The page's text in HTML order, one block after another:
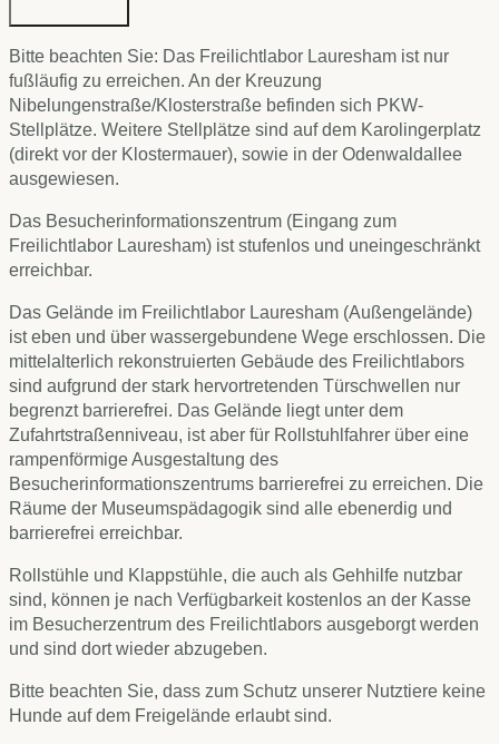
Bitte beachten Sie: Das Freilichtlabor Lauresham ist nur
fußläufig zu erreichen. An der Kreuzung
Nibelungenstraße/Klosterstraße befinden sich PKW-
Stellplätze. Weitere Stellplätze sind auf dem Karolingerplatz
(direkt vor der Klostermauer), sowie in der Odenwaldallee
ausgewiesen.
Das Besucherinformationszentrum (Eingang zum
Freilichtlabor Lauresham) ist stufenlos und uneingeschränkt
erreichbar.
Das Gelände im Freilichtlabor Lauresham (Außengelände)
ist eben und über wassergebundene Wege erschlossen. Die
mittelalterlich rekonstruierten Gebäude des Freilichtlabors
sind aufgrund der stark hervortretenden Türschwellen nur
begrenzt barrierefrei. Das Gelände liegt unter dem
Zufahrtstraßenniveau, ist aber für Rollstuhlfahrer über eine
rampenförmige Ausgestaltung des
Besucherinformationszentrums barrierefrei zu erreichen. Die
Räume der Museumspädagogik sind alle ebenerdig und
barrierefrei erreichbar.
Rollstühle und Klappstühle, die auch als Gehhilfe nutzbar
sind, können je nach Verfügbarkeit kostenlos an der Kasse
im Besucherzentrum des Freilichtlabors ausgeborgt werden
und sind dort wieder abzugeben.
Bitte beachten Sie, dass zum Schutz unserer Nutztiere keine
Hunde auf dem Freigelände erlaubt sind.